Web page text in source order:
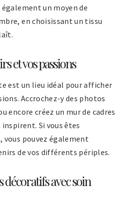
un moyen de
en choisissant un tissu
et vos passions
est un lieu idéal pour afficher
Accrochez-y des photos
encore créez un mur de cadres
inspirent. Si vous êtes
vous pouvez également
de vos différents périples.
décoratifs avec soin